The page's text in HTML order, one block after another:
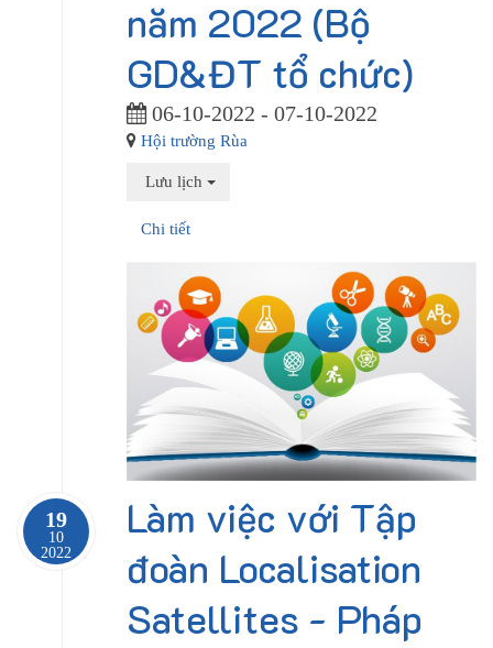
năm 2022 (Bộ
GD&ĐT tổ chức)
06-10-2022 - 07-10-2022
Hội trường Rùa
Lưu lịch
Chi tiết
19
10
2022
Làm việc với Tập
đoàn Localisation
Satellites - Pháp